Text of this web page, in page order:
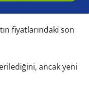
fiyatlarındaki son
ancak yeni